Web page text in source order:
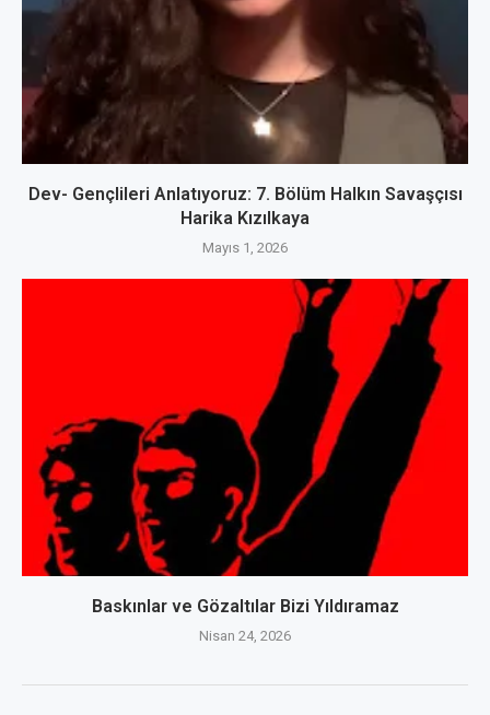
Dev- Gençlileri Anlatıyoruz: 7. Bölüm Halkın Savaşçısı
Harika Kızılkaya
Mayıs 1, 2026
Baskınlar ve Gözaltılar Bizi Yıldıramaz
Nisan 24, 2026